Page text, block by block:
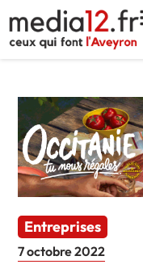
Entreprises
7 octobre 2022